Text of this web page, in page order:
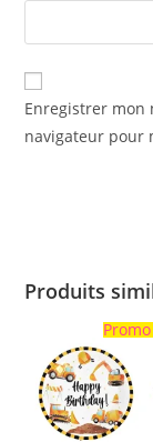
Enregistrer mon
navigateur pour
Produits